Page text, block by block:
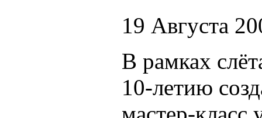
19 Августа
В рамках
10-летию